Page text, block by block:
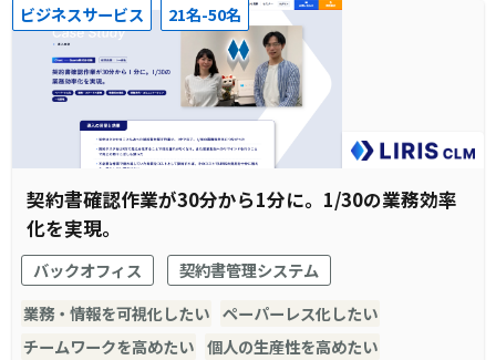
ビジネスサービス 21名-50名
契約書確認作業が30分から1分に。1/30の業務効率
化を実現。
バックオフィス
契約書管理システム
業務・情報を可視化したい ペーパーレス化したい
チームワークを高めたい 個人の生産性を高めたい